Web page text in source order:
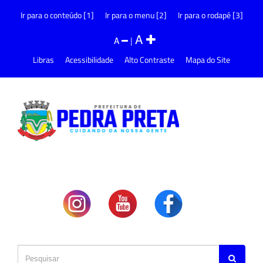
Ir para o conteúdo [1] Ir para o menu [2] Ir para o rodapé [3]
A |A
Libras Acessibilidade Alto Contraste Mapa do Site